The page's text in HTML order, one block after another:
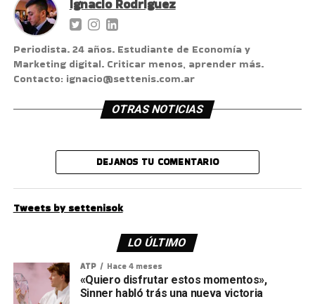
Ignacio Rodriguez
Periodista. 24 años. Estudiante de Economía y
Marketing digital. Criticar menos, aprender más.
Contacto: ignacio@settenis.com.ar
OTRAS NOTICIAS
DEJANOS TU COMENTARIO
Tweets by settenisok
LO ÚLTIMO
ATP Hace 4 meses
«Quiero disfrutar estos momentos»,
Sinner habló trás una nueva victoria